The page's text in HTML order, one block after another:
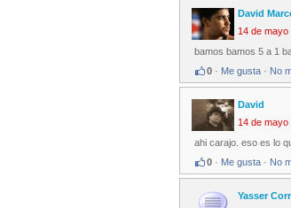
David
14 de
bamos bamos 5 a 1
0 · Me gusta · No
David
14 de
ahi carajo. eso es lo
0 · Me gusta · No
Yasser